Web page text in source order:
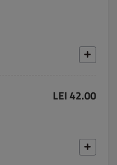
LEI 42.00